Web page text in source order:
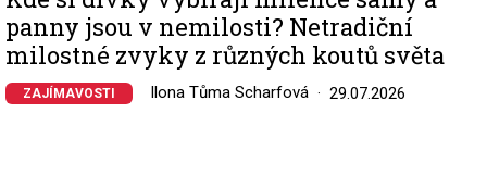
panny jsou v nemilosti? Netradiční
milostné zvyky z různých koutů světa
ZAJÍMAVOSTI Ilona Tůma Scharfová 29.07.2026